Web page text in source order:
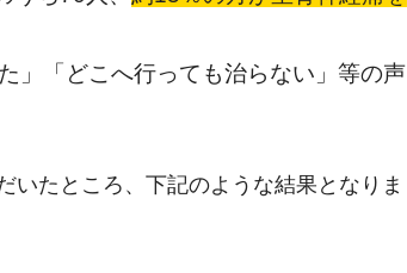
」「どこへ行っても治らない」等の声
いたところ、下記のような結果となりま